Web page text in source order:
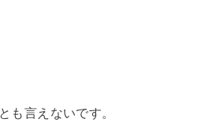
も言えないです。